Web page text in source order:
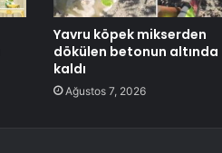
Yavru köpek mikserden
dökülen betonun altında
kaldı
Ağustos 7, 2026